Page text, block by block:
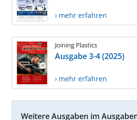
› mehr erfahren
Joining Plastics
Ausgabe 3-4 (2025)
› mehr erfahren
Weitere Ausgaben im